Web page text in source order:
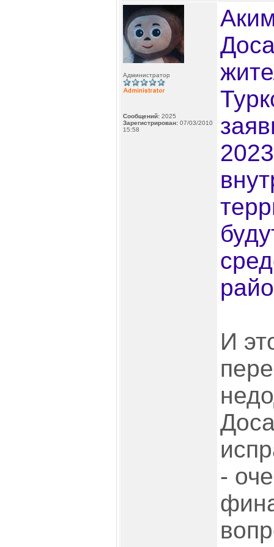
Администратор
Сообщений: 2025
Зарегистрирован: 07/03/2010
15:58
И
-